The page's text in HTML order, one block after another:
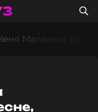
Малахова